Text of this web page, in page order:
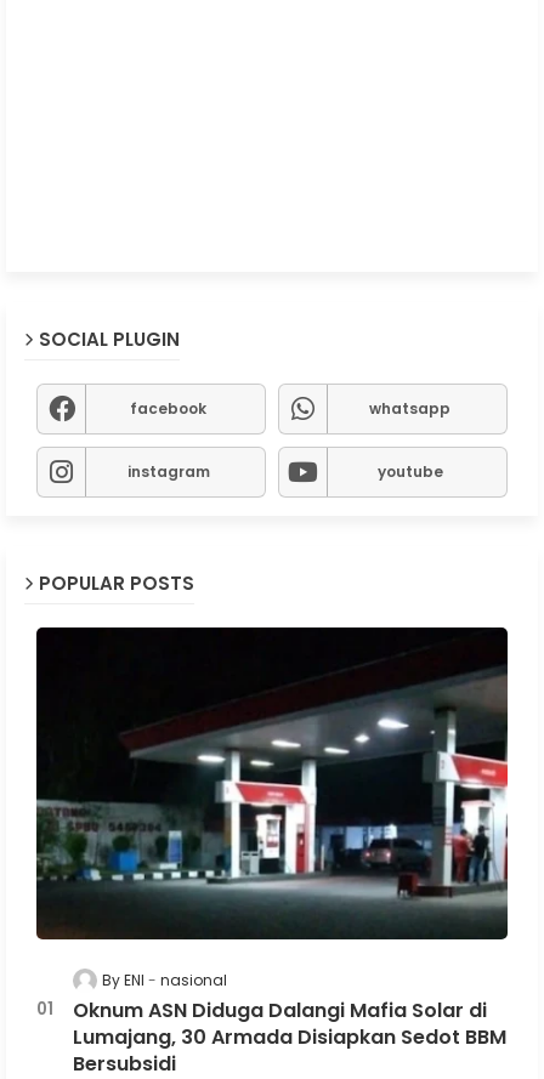
SOCIAL PLUGIN
facebook whatsapp
instagram youtube
POPULAR POSTS
By ENI nasional
Oknum ASN Diduga Dalangi Mafia Solar di
Lumajang, 30 Armada Disiapkan Sedot BBM
Bersubsidi